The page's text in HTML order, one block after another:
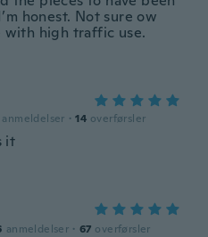
honest. Not sure ow
high traffic use.
anmeldelser · 14 overførsler
it
anmeldelser · 67 overførsler